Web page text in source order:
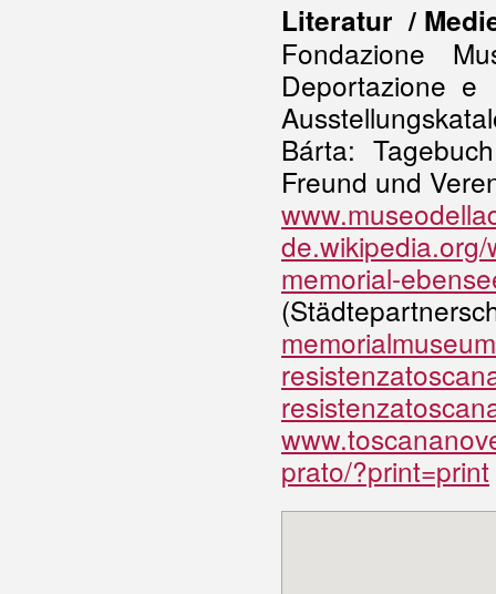
Literatur /
Fondazione
Deportazione e
Bárta:
Freund und
memorial-
prato/?print=print